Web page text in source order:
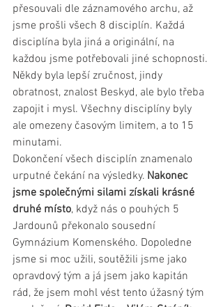
přesouvali dle záznamového archu, až
jsme prošli všech 8 disciplín. Každá
disciplína byla jiná a originální, na
každou jsme potřebovali jiné schopnosti.
Někdy byla lepší zručnost, jindy
obratnost, znalost Beskyd, ale bylo třeba
zapojit i mysl. Všechny disciplíny byly
ale omezeny časovým limitem, a to 15
minutami.
Dokončení všech disciplín znamenalo
urputné čekání na výsledky. Nakonec
jsme společnými silami získali krásné
druhé místo, když nás o pouhých 5
Jardounů překonalo sousední
Gymnázium Komenského. Dopoledne
jsme si moc užili, soutěžili jsme jako
opravdový tým a já jsem jako kapitán
rád, že jsem mohl vést tento úžasný tým